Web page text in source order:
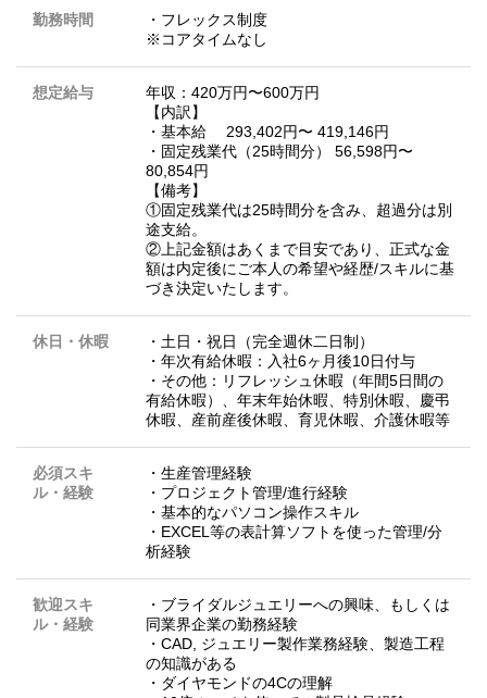
勤務時間
・フレックス制度
※コアタイムなし
想定給与
年収：420万円〜600万円
【内訳】
・基本給 293,402円〜 419,146円
・固定残業代（25時間分） 56,598円〜
80,854円
【備考】
①固定残業代は25時間分を含み、超過分は別
途支給。
②上記金額はあくまで目安であり、正式な金
額は内定後にご本人の希望や経歴/スキルに基
づき決定いたします。
休日・休暇
・土日・祝日（完全週休二日制）
・年次有給休暇：入社6ヶ月後10日付与
・その他：リフレッシュ休暇（年間5日間の
有給休暇）、年末年始休暇、特別休暇、慶弔
休暇、産前産後休暇、育児休暇、介護休暇等
必須スキ
ル・経験
・生産管理経験
・プロジェクト管理/進行経験
・基本的なパソコン操作スキル
・EXCEL等の表計算ソフトを使った管理/分
析経験
歓迎スキ
ル・経験
・ブライダルジュエリーへの興味、もしくは
同業界企業の勤務経験
・CAD, ジュエリー製作業務経験、製造工程
の知識がある
・ダイヤモンドの4Cの理解